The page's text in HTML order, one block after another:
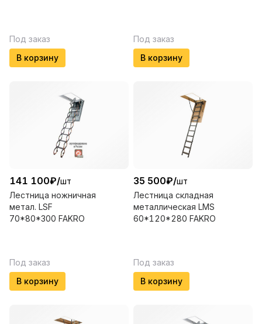
Под заказ
В корзину
Под заказ
В корзину
141 100₽/шт
Лестница ножничная
метал. LSF
70*80*300 FAKRO
Под заказ
В корзину
35 500₽/шт
Лестница складная
металлическая LMS
60*120*280 FAKRO
Под заказ
В корзину